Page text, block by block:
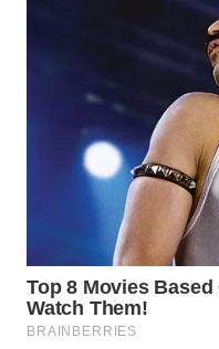
WN
KARAWANG
WN
BOGOR